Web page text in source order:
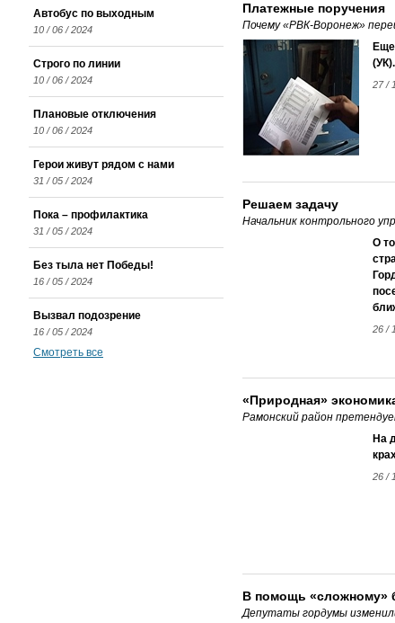
Платежные поручения
Почему «РВК-Воронеж»
27 /
Решаем задачу
Начальник контрольного
О
26 /
«Природная»
Рамонский район
На
26 /
В помощь «сложному»
Депутаты гордумы
Автобус по выходным
10 / 06 / 2024
Строго по линии
10 / 06 / 2024
Плановые отключения
10 / 06 / 2024
Герои живут рядом с нами
31 / 05 / 2024
Пока – профилактика
31 / 05 / 2024
Без тыла нет Победы!
16 / 05 / 2024
Вызвал подозрение
16 / 05 / 2024
Смотреть все